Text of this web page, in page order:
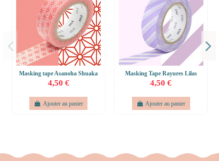
Masking tape Asanoha Shuaka
4,50 €
Ajouter au panier
Masking Tape Rayures Lilas
4,50 €
Ajouter au panier